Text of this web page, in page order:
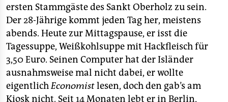
ersten Stammgäste des Sankt Oberholz zu sein.
Der 28-Jährige kommt jeden Tag her, meistens
abends. Heute zur Mittagspause, er isst die
Tagessuppe, Weißkohlsuppe mit Hackfleisch für
3,50 Euro. Seinen Computer hat der Isländer
ausnahmsweise mal nicht dabei, er wollte
eigentlichEconomistlesen, doch den gab’s am
Kiosk nicht. Seit 14 Monaten lebt er in Berlin,